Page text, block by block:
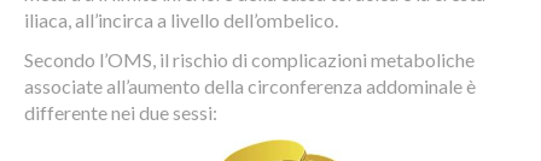
iliaca, all’incirca a livello dell’ombelico.
Secondo l’OMS, il rischio di complicazioni metaboliche
associate all’aumento della circonferenza addominale è
differente nei due sessi: